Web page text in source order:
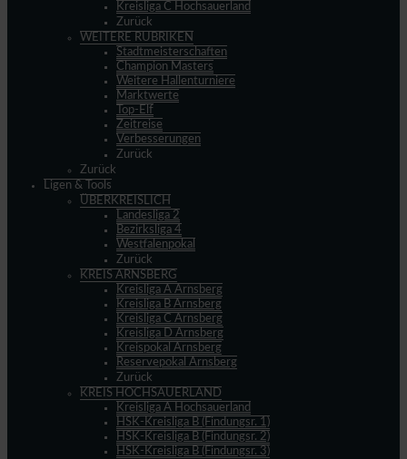
Kreisliga C Hochsauerland
Zurück
WEITERE RUBRIKEN
Stadtmeisterschaften
Champion Masters
Weitere Hallenturniere
Marktwerte
Top-Elf
Zeitreise
Verbesserungen
Zurück
Zurück
Ligen & Tools
ÜBERKREISLICH
Landesliga 2
Bezirksliga 4
Westfalenpokal
Zurück
KREIS ARNSBERG
Kreisliga A Arnsberg
Kreisliga B Arnsberg
Kreisliga C Arnsberg
Kreisliga D Arnsberg
Kreispokal Arnsberg
Reservepokal Arnsberg
Zurück
KREIS HOCHSAUERLAND
Kreisliga A Hochsauerland
HSK-Kreisliga B (Findungsr. 1)
HSK-Kreisliga B (Findungsr. 2)
HSK-Kreisliga B (Findungsr. 3)